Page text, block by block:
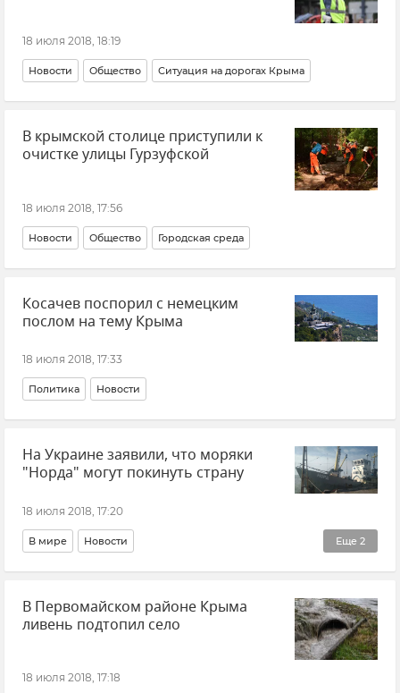
18 июля 2018, 18:19
Новости Общество Ситуация на дорогах Крыма
В крымской столице приступили к
очистке улицы Гурзуфской
18 июля 2018, 17:56
Новости Общество Городская среда
Косачев поспорил с немецким
послом на тему Крыма
18 июля 2018, 17:33
Политика Новости
На Украине заявили, что моряки
"Норда" могут покинуть страну
18 июля 2018, 17:20
Еще 2
В мире Новости
Захват крымского судна "Норд" украинскими пограничниками
Ситуация в Азовском море
В Первомайском районе Крыма
ливень подтопил село
18 июля 2018, 17:18